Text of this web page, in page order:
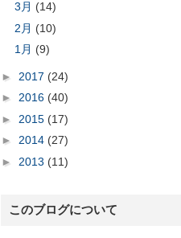
3月 (14)
2月 (10)
1月 (9)
► 2017 (24)
► 2016 (40)
► 2015 (17)
► 2014 (27)
► 2013 (11)
このブログについて